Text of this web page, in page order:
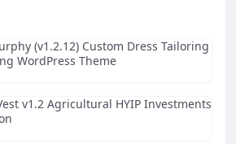
(v1.2.12) Custom Dress Tailoring
WordPress Theme
v1.2 Agricultural HYIP Investments